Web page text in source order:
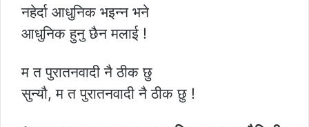
नहेर्दा आधुनिक भइन्न भने
आधुनिक हुनु छैन मलाई !
म त पुरातनवादी नै ठीक छु
सुन्यौ, म त पुरातनवादी नै ठीक छु ​!